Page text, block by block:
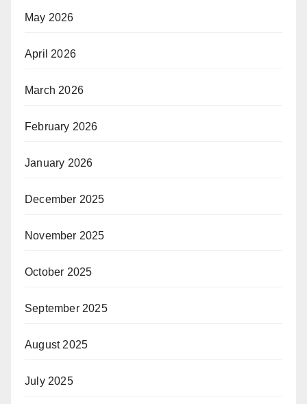
May 2026
April 2026
March 2026
February 2026
January 2026
December 2025
November 2025
October 2025
September 2025
August 2025
July 2025